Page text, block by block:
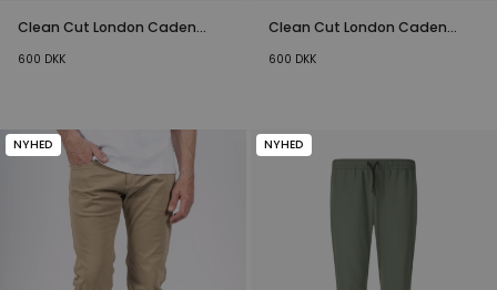
Clean Cut London Caden
600 DKK
Clean Cut London Caden
600 DKK
NYHED NYHED